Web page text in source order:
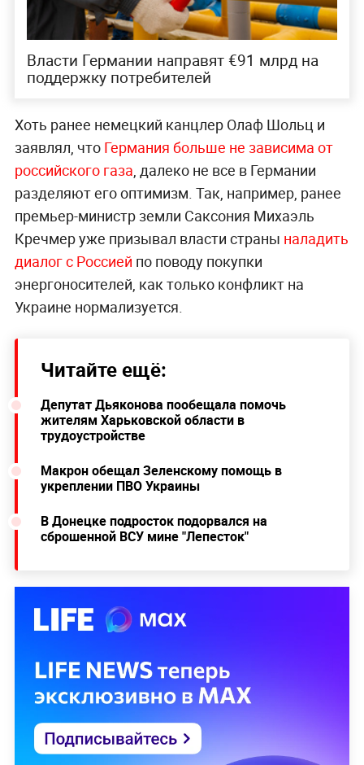
Власти Германии направят €91 млрд на
поддержку потребителей
Хоть ранее немецкий канцлер Олаф Шольц и
заявлял, что Германия больше не зависима от
российского газа, далеко не все в Германии
разделяют его оптимизм. Так, например, ранее
премьер-министр земли Саксония Михаэль
Кречмер уже призывал власти страны наладить
диалог с Россией по поводу покупки
энергоносителей, как только конфликт на
Украине нормализуется.
Читайте ещё:
Депутат Дьяконова пообещала помочь
жителям Харьковской области в
трудоустройстве
Макрон обещал Зеленскому помощь в
укреплении ПВО Украины
В Донецке подросток подорвался на
сброшенной ВСУ мине "Лепесток"